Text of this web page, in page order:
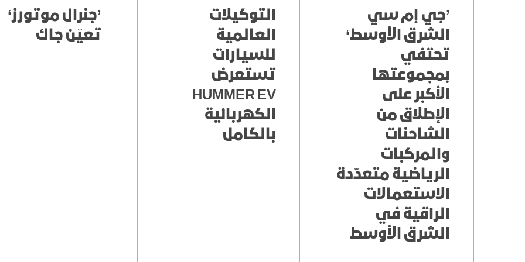
اكتشف
’جي إم سي
الشرق الأوسط‘
تحتفي
بمجموعتها
الأكبر على
الإطلاق من
الشاحنات
والمركبات
الرياضية متعدّدة
الاستعمالات
الراقية في
الشرق الأوسط
التوكيلات
العالمية
للسيارات
تستعرض
HUMMER EV
الكهربائية
بالكامل
’جنرال موتورز‘
تعيّن جاك